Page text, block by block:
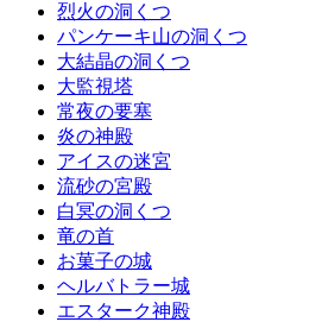
烈火の洞くつ
パンケーキ山の洞くつ
大結晶の洞くつ
大監視塔
常夜の要塞
炎の神殿
アイスの迷宮
流砂の宮殿
白冥の洞くつ
竜の首
お菓子の城
ヘルバトラー城
エスターク神殿